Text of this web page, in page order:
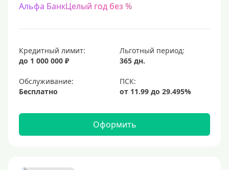
Альфа БанкЦелый год без %
Кредитный лимит:
до 1 000 000 ₽
Льготный период:
365 дн.
Обслуживание:
Бесплатно
Оформить